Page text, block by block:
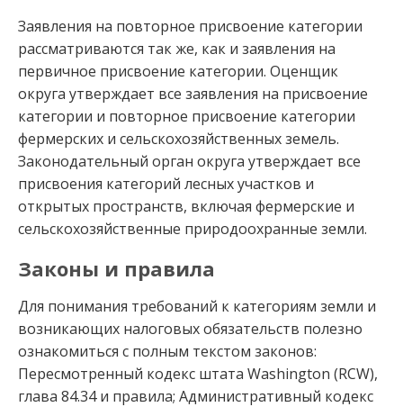
Заявления на повторное присвоение категории
рассматриваются так же, как и заявления на
первичное присвоение категории. Оценщик
округа утверждает все заявления на присвоение
категории и повторное присвоение категории
фермерских и сельскохозяйственных земель.
Законодательный орган округа утверждает все
присвоения категорий лесных участков и
открытых пространств, включая фермерские и
сельскохозяйственные природоохранные земли.
Законы и правила
Для понимания требований к категориям земли и
возникающих налоговых обязательств полезно
ознакомиться с полным текстом законов:
Пересмотренный кодекс штата Washington (RCW),
глава 84.34 и правила; Административный кодекс